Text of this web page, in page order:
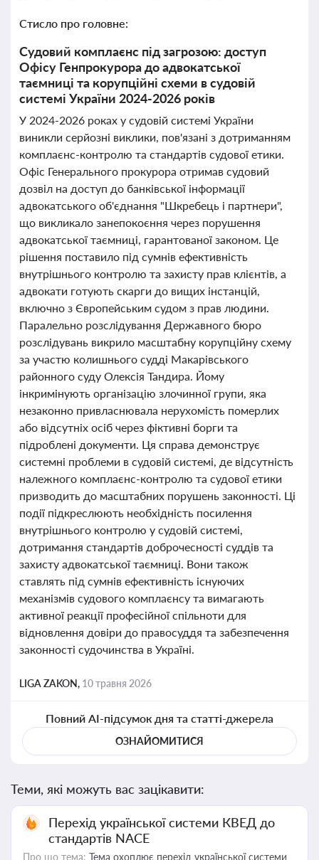
Стисло про головне:
Судовий комплаєнс під загрозою: доступ
Офісу Генпрокурора до адвокатської
таємниці та корупційні схеми в судовій
системі України 2024-2026 років
У 2024-2026 роках у судовій системі України
виникли серйозні виклики, пов'язані з дотриманням
комплаєнс-контролю та стандартів судової етики.
Офіс Генерального прокурора отримав судовий
дозвіл на доступ до банківської інформації
адвокатського об'єднання "Шкребець і партнери",
що викликало занепокоєння через порушення
адвокатської таємниці, гарантованої законом. Це
рішення поставило під сумнів ефективність
внутрішнього контролю та захисту прав клієнтів, а
адвокати готують скарги до вищих інстанцій,
включно з Європейським судом з прав людини.
Паралельно розслідування Державного бюро
розслідувань викрило масштабну корупційну схему
за участю колишнього судді Макарівського
районного суду Олексія Тандира. Йому
інкримінують організацію злочинної групи, яка
незаконно привласнювала нерухомість померлих
або відсутніх осіб через фіктивні борги та
підроблені документи. Ця справа демонструє
системні проблеми в судовій системі, де відсутність
належного комплаєнс-контролю та судової етики
призводить до масштабних порушень законності. Ці
події підкреслюють необхідність посилення
внутрішнього контролю у судовій системі,
дотримання стандартів доброчесності суддів та
захисту адвокатської таємниці. Вони також
ставлять під сумнів ефективність існуючих
механізмів судового комплаєнсу та вимагають
активної реакції професійної спільноти для
відновлення довіри до правосуддя та забезпечення
законності судочинства в Україні.
LIGA ZAKON, 10 травня 2026
Повний AI-підсумок дня та статті-джерела
ОЗНАЙОМИТИСЯ
Теми, які можуть вас зацікавити:
Перехід української системи КВЕД до
стандартів NACE
Про що тема: Тема охоплює перехід української системи